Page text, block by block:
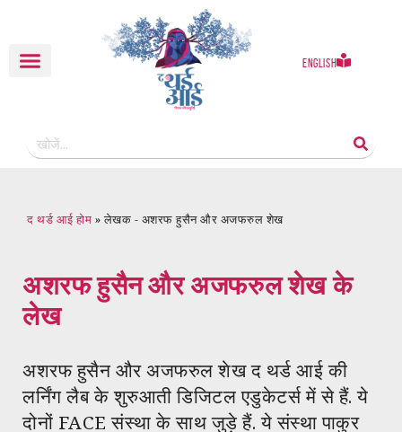
English
द थर्ड आई होम »लेखक - अशरफ हुसैन और अजफरुल शेख
अशरफ हुसैन और अजफरुल शेखके
लेख
अशरफ हुसैन और अजफरुल शेख द थर्ड आई की
लर्निंग लैब के शुरुआती डिजिटल एडुकेटर्स में से हैं. ये
दोनों FACE संस्था के साथ जुड़े हैं. ये संस्था पाकुर